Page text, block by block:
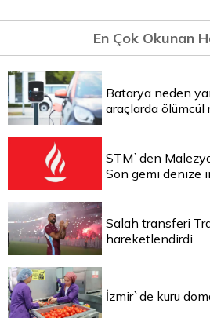
En Çok Okunan
Batarya neden
araçlarda ölümcül
STM`den
Son gemi denize
Salah transferi
hareketlendirdi
İzmir`de kuru